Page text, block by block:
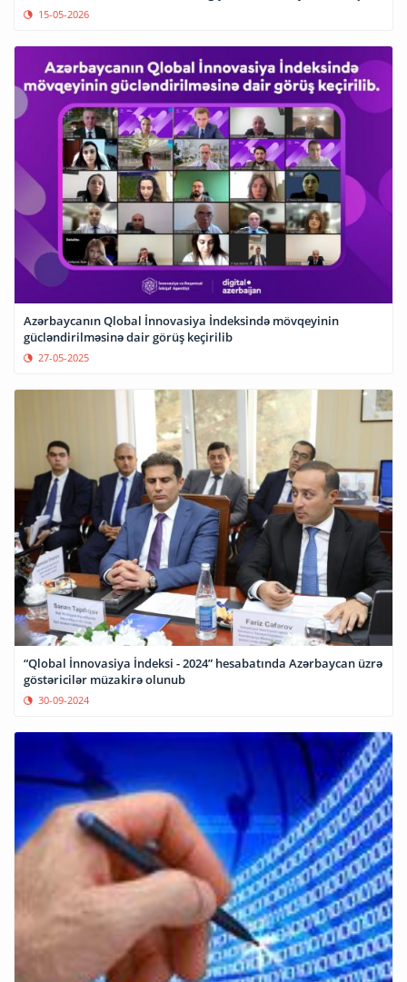
15-05-2026
Azərbaycanın Qlobal İnnovasiya İndeksində mövqeyinin
gücləndirilməsinə dair görüş keçirilib
27-05-2025
“Qlobal İnnovasiya İndeksi - 2024” hesabatında Azərbaycan üzrə
göstəricilər müzakirə olunub
30-09-2024